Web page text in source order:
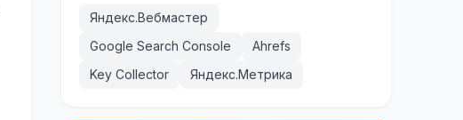
Яндекс.Вебмастер
Google Search Console
Ahrefs
Key Collector
Яндекс.Метрика